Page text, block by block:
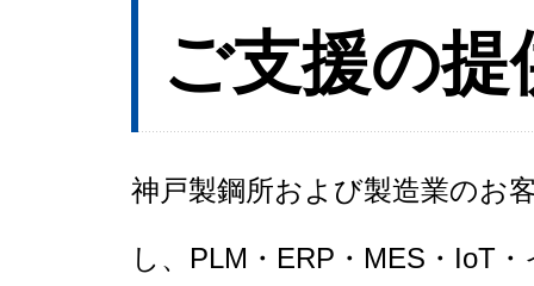
ご支援の提
神戸製鋼所および製造業のお
し、PLM・ERP・MES・IoT